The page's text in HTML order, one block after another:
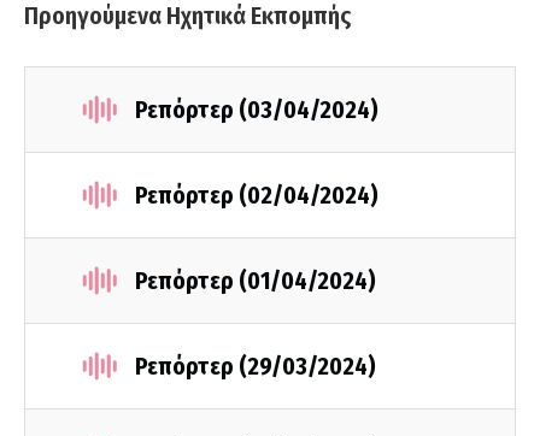
Προηγούμενα Ηχητικά Εκπομπής
Ρεπόρτερ (03/04/2024)
Ρεπόρτερ (02/04/2024)
Ρεπόρτερ (01/04/2024)
Ρεπόρτερ (29/03/2024)